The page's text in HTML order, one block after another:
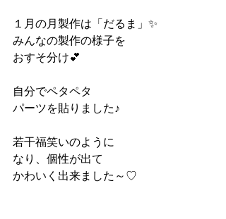
１月の月製作は「だるま」✨
みんなの製作の様子を
おすそ分け💕
自分でペタペタ
パーツを貼りました♪
若干福笑いのように
なり、個性が出て
かわいく出来ました～♡